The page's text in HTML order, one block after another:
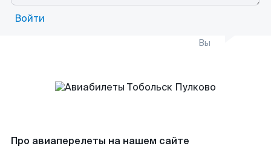
Войти
Вы
Про авиаперелеты на нашем сайте